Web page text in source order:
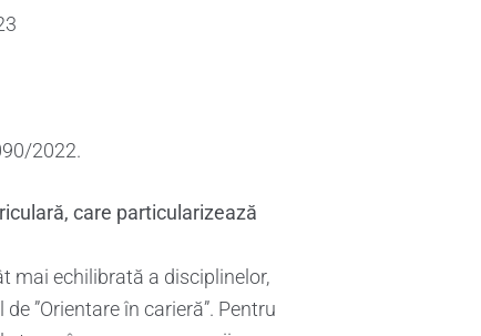
2022.
care particularizează
mai echilibrată a disciplinelor,
”Orientare în carieră”. Pentru